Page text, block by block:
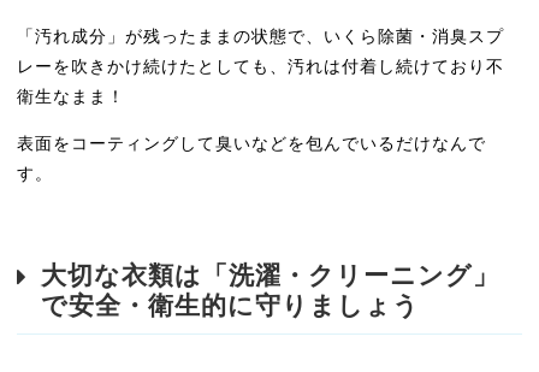
「汚れ成分」が残ったままの状態で、いくら除菌・消臭スプ
レーを吹きかけ続けたとしても、汚れは付着し続けており不
衛生なまま！
表面をコーティングして臭いなどを包んでいるだけなんで
す。
大切な衣類は「洗濯・クリーニング」
で安全・衛生的に守りましょう